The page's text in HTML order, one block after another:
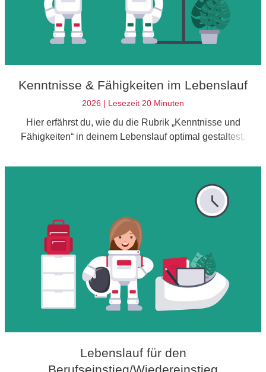
Kenntnisse & Fähigkeiten im Lebenslauf
2026 | Lesezeit 20 Minuten
Hier erfährst du, wie du die Rubrik „Kenntnisse und
Fähigkeiten“ in deinem Lebenslauf optimal gestaltest.
Bewerbung einen guten Eindruck hinterlässt.
Lebenslauf für den